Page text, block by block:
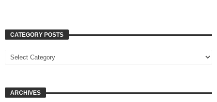
CATEGORY POSTS
ARCHIVES